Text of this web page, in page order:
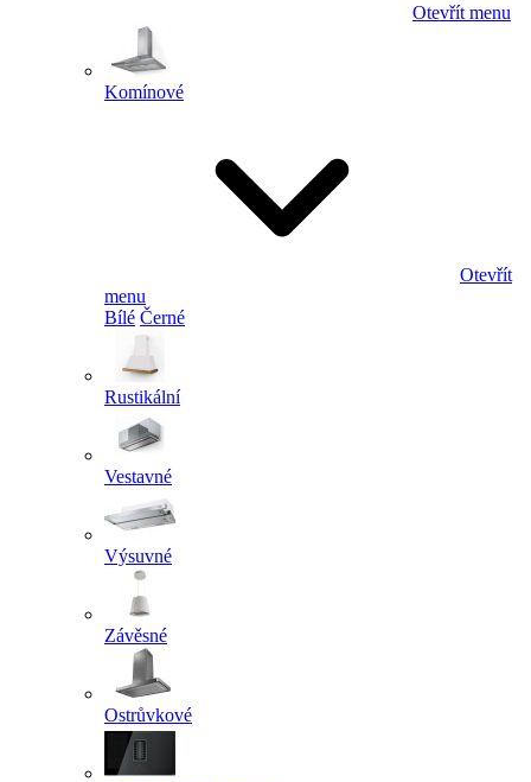
Otevřít menu
Komínové
Otevřít
menu
Bílé Černé
Rustikální
Vestavné
Výsuvné
Závěsné
Ostrůvkové